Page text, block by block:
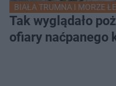
BIAŁA TRUMNA I MORZE
Tak wyglądało
ofiary naćpanego